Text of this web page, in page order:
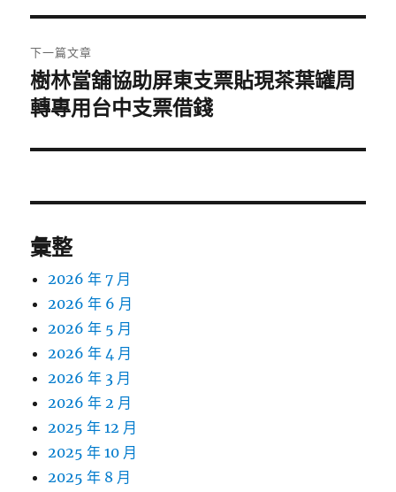
覽
文
章:
下一篇文章
下
一
文
樹林當舖協助屏東支票貼現茶葉罐周
轉專用台中支票借錢
彙整
2026 年 7 月
2026 年 6 月
2026 年 5 月
2026 年 4 月
2026 年 3 月
2026 年 2 月
2025 年 12 月
2025 年 10 月
2025 年 8 月